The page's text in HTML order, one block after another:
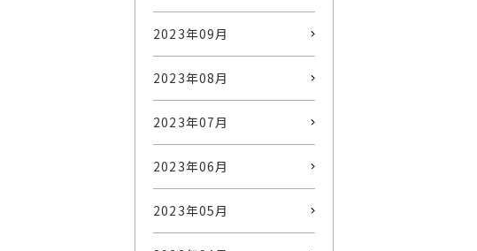
2023年09月
2023年08月
2023年07月
2023年06月
2023年05月